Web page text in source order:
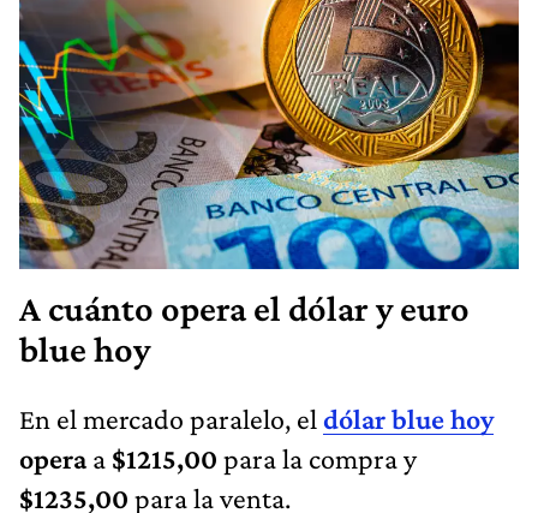
A cuánto opera el dólar y euro
blue hoy
En el mercado paralelo, el dólar blue hoy
operaa $1215,00 para la compra y
$1235,00 para la venta.